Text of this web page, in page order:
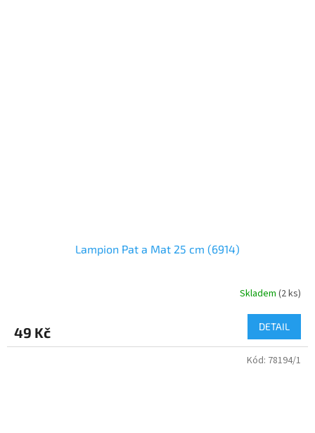
Lampion Pat a Mat 25 cm (6914)
Skladem (2 ks)
49 Kč DETAIL
Kód: 78194/1